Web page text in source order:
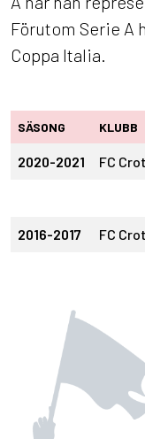
Förutom Serie A
Coppa Italia.
SÄSONG KLUBB
2020-2021 FC
2016-2017 FC